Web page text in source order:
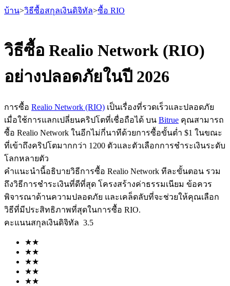
ฟิวเจอร์ส
ฟิวเจอร์ส USDT
ฟิวเจอร์สที่ใช้ USDT เป็นหลักประกัน
บ้าน>วิธีซื้อสกุลเงินดิจิทัล>ซื้อ RIO
วิธีซื้อ Realio Network (RIO)
อย่างปลอดภัยในปี 2026
การซื้อ Realio Network (RIO) เป็นเรื่องที่รวดเร็วและปลอดภัย
เมื่อใช้การแลกเปลี่ยนคริปโตที่เชื่อถือได้ บน Bitrue คุณสามารถ
ซื้อ Realio Network ในอีกไม่กี่นาทีด้วยการซื้อขั้นต่ำ $1 ในขณะ
ที่เข้าถึงคริปโตมากกว่า 1200 ตัวและตัวเลือกการชำระเงินระดับ
โลกหลายตัว
คำแนะนำนี้อธิบายวิธีการซื้อ Realio Network ทีละขั้นตอน รวม
ถึงวิธีการชำระเงินที่ดีที่สุด โครงสร้างค่าธรรมเนียม ข้อควร
พิจารณาด้านความปลอดภัย และเคล็ดลับที่จะช่วยให้คุณเลือก
วิธีที่มีประสิทธิภาพที่สุดในการซื้อ RIO.
คะแนนสกุลเงินดิจิทัล 3.5
★★
★★
★★
★★
★★